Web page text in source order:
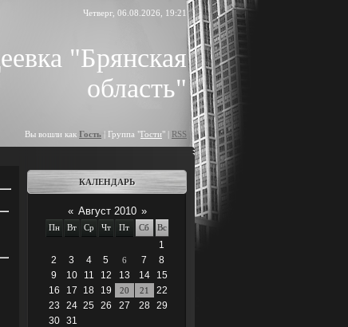
Четверг, 06.08.2026, 19:21
"Брянская
область"
Вы вошли как Гость | Группа "Гости" | RSS
КАЛЕНДАРЬ
« Август 2010 »
Пн Вт Ср Чт Пт Сб Вс
1
2
3 4 5 6 7
8
9
10 11 12 13 14
15
16
17 18 19 20 21
22
23
24 25 26 27 28
29
30
31